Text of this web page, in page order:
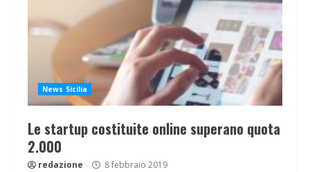
News Sicilia
Le startup costituite online superano quota
2.000
redazione 8 febbraio 2019